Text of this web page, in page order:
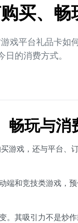
买、畅
戏平台礼品卡如
的消费方式。
畅玩与消
游戏，还与平台、
端和竞技类游戏，
。其吸引力不是炒